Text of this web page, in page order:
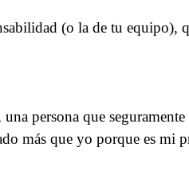
(o la de tu equipo),
una persona que
más que yo porque es mi